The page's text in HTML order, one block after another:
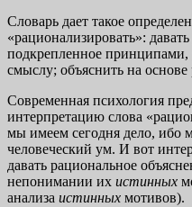
Словарь дает такое
«рационализировать»:
подкрепленное
смыслу; объяснить на
Современная психология
интерпретацию слова
мы имеем сегодня дело, ибо
человеческий ум. И вот
давать рациональное
непонимании их истинных
анализа истинных мотивов).